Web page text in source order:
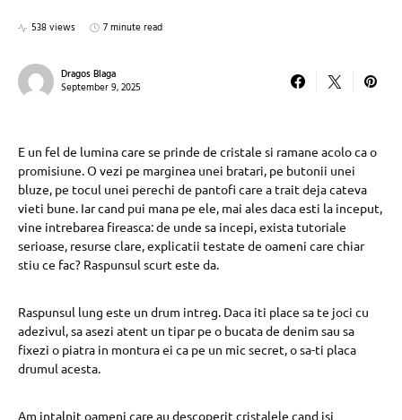
538 views 7 minute read
Dragos Blaga
September 9, 2025
E un fel de lumina care se prinde de cristale si ramane acolo ca o
promisiune. O vezi pe marginea unei bratari, pe butonii unei
bluze, pe tocul unei perechi de pantofi care a trait deja cateva
vieti bune. Iar cand pui mana pe ele, mai ales daca esti la inceput,
vine intrebarea fireasca: de unde sa incepi, exista tutoriale
serioase, resurse clare, explicatii testate de oameni care chiar
stiu ce fac? Raspunsul scurt este da.
Raspunsul lung este un drum intreg. Daca iti place sa te joci cu
adezivul, sa asezi atent un tipar pe o bucata de denim sau sa
fixezi o piatra in montura ei ca pe un mic secret, o sa-ti placa
drumul acesta.
Am intalnit oameni care au descoperit cristalele cand isi